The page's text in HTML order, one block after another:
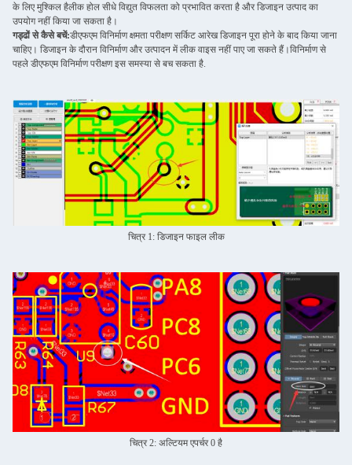
के लिए मुश्किल हैलीक होल सीधे विद्युत विफलता को प्रभावित करता है और डिजाइन उत्पाद का
उपयोग नहीं किया जा सकता है।
गड्ढों से कैसे बचें:डीएफएम विनिर्माण क्षमता परीक्षण सर्किट आरेख डिजाइन पूरा होने के बाद किया जाना
चाहिए। डिजाइन के दौरान विनिर्माण और उत्पादन में लीक वाइस नहीं पाए जा सकते हैं।विनिर्माण से
पहले डीएफएम विनिर्माण परीक्षण इस समस्या से बच सकता है.
चित्र 1: डिजाइन फाइल लीक
चित्र 2: अल्टियम एपर्चर 0 है